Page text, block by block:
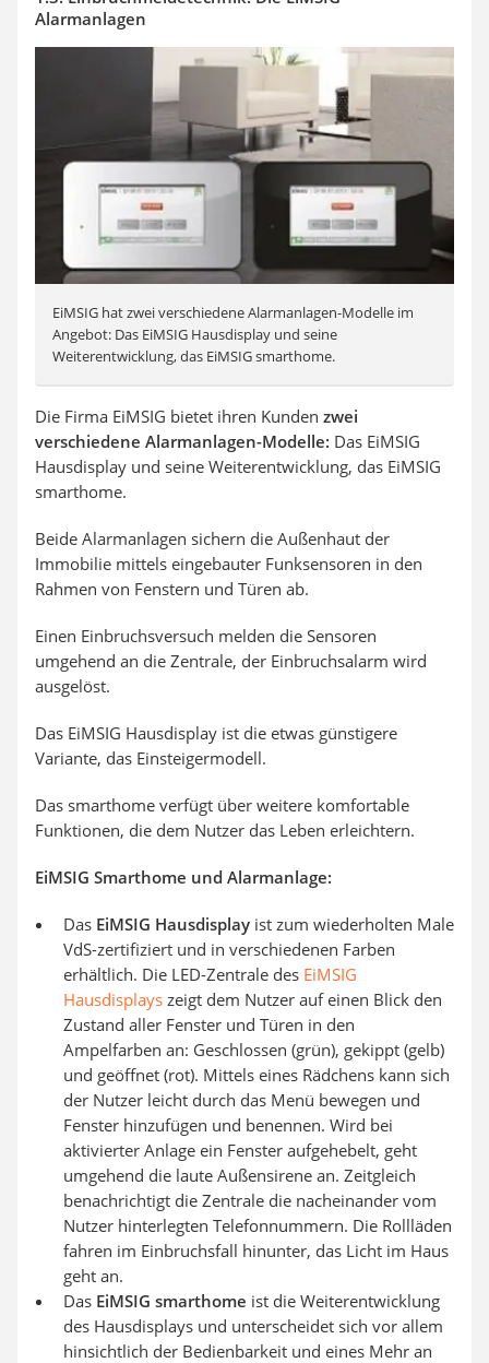
Alarmanlagen
EiMSIG hat zwei verschiedene Alarmanlagen-Modelle im
Angebot: Das EiMSIG Hausdisplay und seine
Weiterentwicklung, das EiMSIG smarthome.
Die Firma EiMSIG bietet ihren Kunden zwei
verschiedene Alarmanlagen-Modelle: Das EiMSIG
Hausdisplay und seine Weiterentwicklung, das EiMSIG
smarthome.
Beide Alarmanlagen sichern die Außenhaut der
Immobilie mittels eingebauter Funksensoren in den
Rahmen von Fenstern und Türen ab.
Einen Einbruchsversuch melden die Sensoren
umgehend an die Zentrale, der Einbruchsalarm wird
ausgelöst.
Das EiMSIG Hausdisplay ist die etwas günstigere
Variante, das Einsteigermodell.
Das smarthome verfügt über weitere komfortable
Funktionen, die dem Nutzer das Leben erleichtern.
EiMSIG Smarthome und Alarmanlage:
Das EiMSIG Hausdisplay ist zum wiederholten Male
VdS-zertifiziert und in verschiedenen Farben
erhältlich. Die LED-Zentrale des EiMSIG
Hausdisplays zeigt dem Nutzer auf einen Blick den
Zustand aller Fenster und Türen in den
Ampelfarben an: Geschlossen (grün), gekippt (gelb)
und geöffnet (rot). Mittels eines Rädchens kann sich
der Nutzer leicht durch das Menü bewegen und
Fenster hinzufügen und benennen. Wird bei
aktivierter Anlage ein Fenster aufgehebelt, geht
umgehend die laute Außensirene an. Zeitgleich
benachrichtigt die Zentrale die nacheinander vom
Nutzer hinterlegten Telefonnummern. Die Rollläden
fahren im Einbruchsfall hinunter, das Licht im Haus
geht an.
Das EiMSIG smarthome ist die Weiterentwicklung
des Hausdisplays und unterscheidet sich vor allem
hinsichtlich der Bedienbarkeit und eines Mehr an